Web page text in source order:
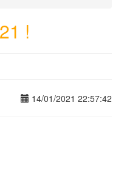
!
14/01/2021 22:57:42